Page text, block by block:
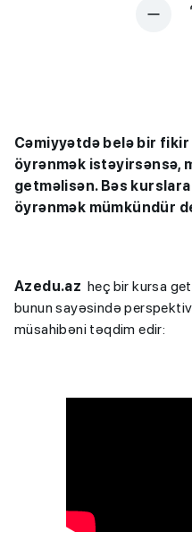
Cəmiyyətdə belə bir fikir
öyrənmək istəyirsənsə,
getməlisən. Bəs
öyrənmək mümkündür
Azedu.az heç bir kursa
bunun sayəsində
müsahibəni təqdim edir: